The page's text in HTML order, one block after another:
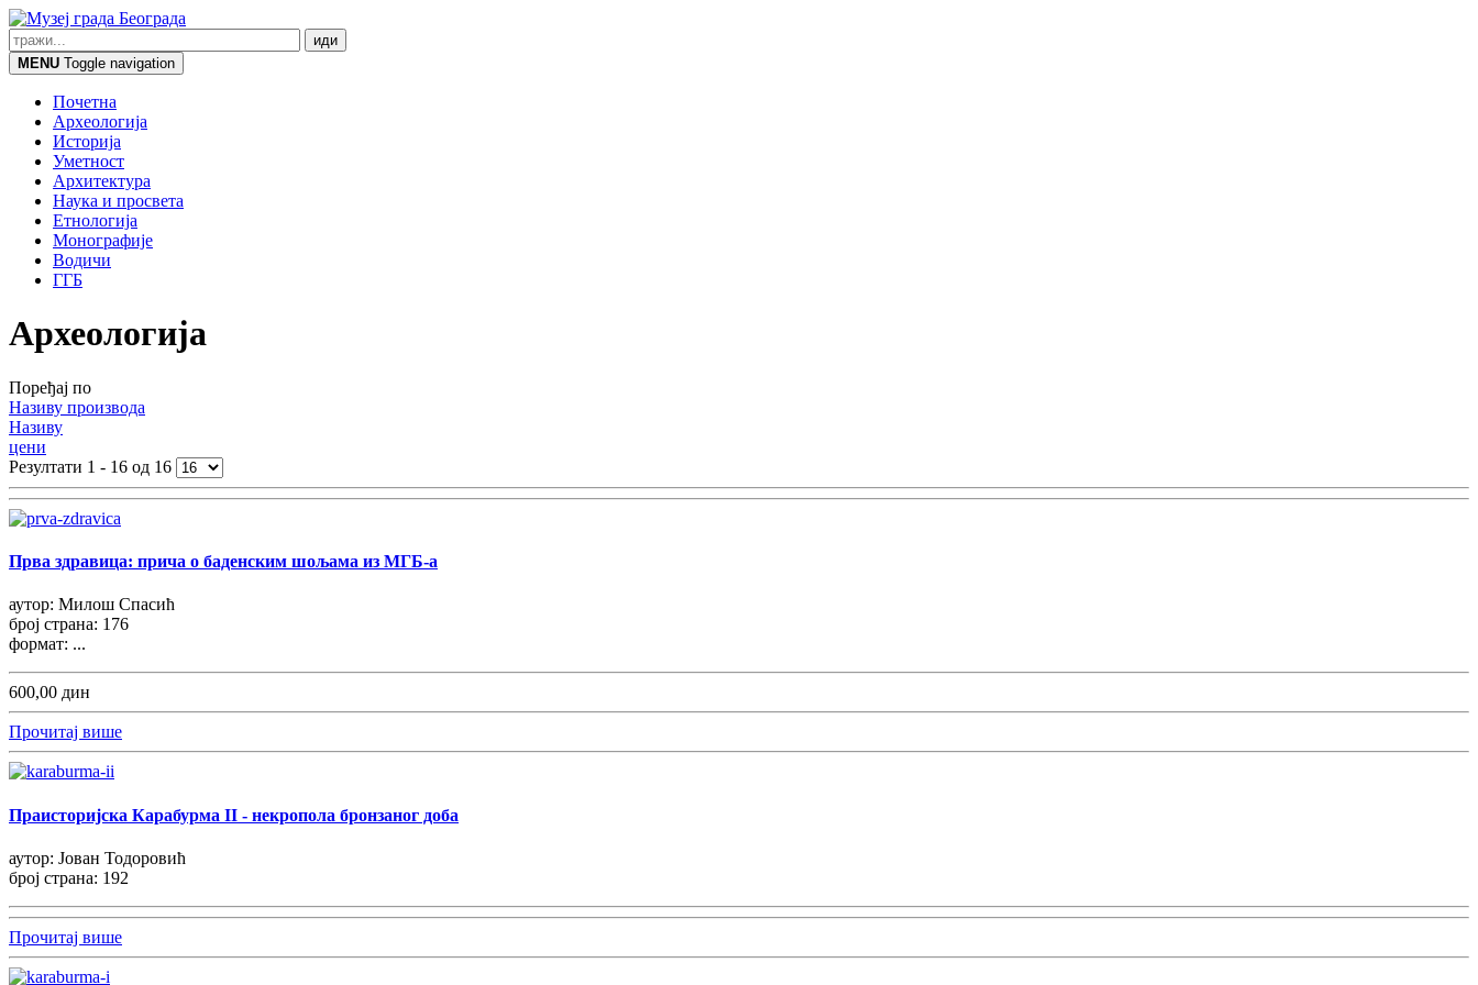
MENU Toggle navigation
Почетна
Археологија
Историја
Уметност
Архитектура
Наука и просвета
Етнологија
Монографије
Водичи
ГГБ
Археологија
Поређај по
Називу производа
Називу
цени
Резултати 1 - 16 од 16
Прва здравица: прича о баденским шољама из МГБ-а
аутор: Милош Спасић
број страна: 176
формат: ...
600,00 дин
Прочитај више
Праисторијска Карабурма II - некропола бронзаног доба
аутор: Јован Тодоровић
број страна: 192
Прочитај више